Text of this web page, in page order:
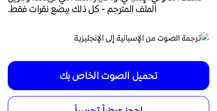
الملف المترجم - كل ذلك ببضع نقرات فقط.
تحميل الصوت الخاص بك